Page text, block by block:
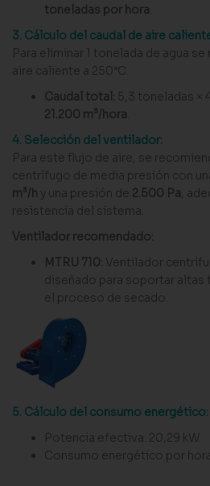
toneladas por hora.
3. Cálculo del caudal de aire
Para eliminar 1 tonelada de agua
aire caliente a 250°C.
Caudal total: 5,3 toneladas ×
21.200 m³/hora.
4. Selección del ventilador:
Para este flujo de aire, se
centrífugo de media presión con
m³/h y una presión de 2.500 Pa ,
resistencia del sistema.
Ventilador recomendado:
MTRU 710: Ventilador
diseñado para soportar altas
el proceso de secado.
5. Cálculo del consumo energético:
Potencia efectiva: 20,29 kW.
Consumo energético por